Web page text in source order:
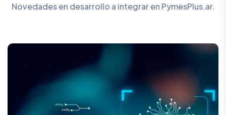
Novedades en desarrollo a integrar en PymesPlus.ar.